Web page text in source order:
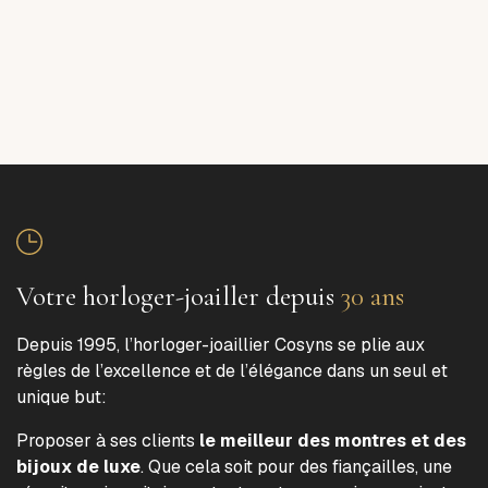
Votre horloger-joailler depuis 30 ans
Depuis 1995, l’horloger-joaillier Cosyns se plie aux
règles de l’excellence et de l’élégance dans un seul et
unique but:
Proposer à ses clients le meilleur des montres et des
bijoux de luxe. Que cela soit pour des fiançailles, une